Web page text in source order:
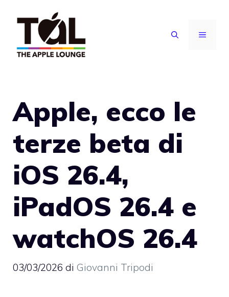
contenuto
MENU
Apple, ecco le
terze beta di
iOS 26.4,
iPadOS 26.4 e
watchOS 26.4
03/03/2026 di Giovanni Tripodi